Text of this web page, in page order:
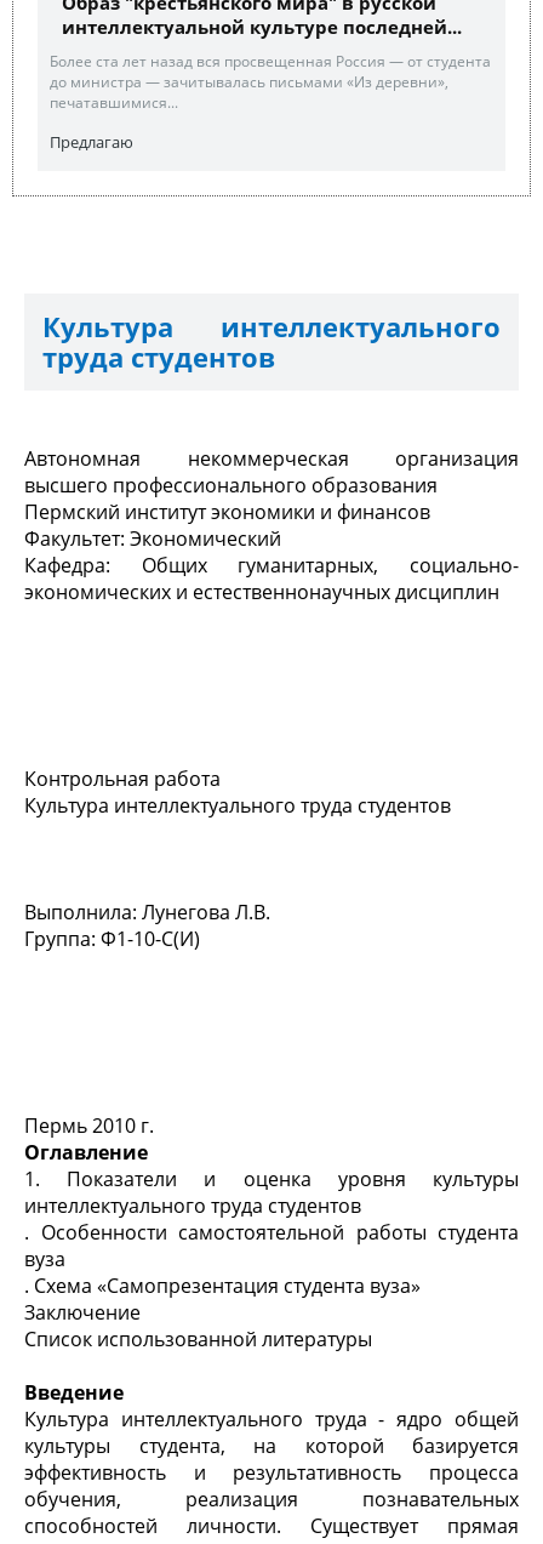
интеллектуальной культуре последней...
Более ста лет назад вся просвещенная Россия — от студента
до министра — зачитывалась письмами «Из деревни»,
печатавшимися...
Предлагаю
Культура интеллектуального
труда студентов
Автономная некоммерческая организация
высшего профессионального образования
Пермский институт экономики и финансов
Факультет: Экономический
Кафедра: Общих гуманитарных, социально-
экономических и естественнонаучных дисциплин
Контрольная работа
Культура интеллектуального труда студентов
Выполнила: Лунегова Л.В.
Группа: Ф1-10-С(И)
Пермь 2010 г.
Оглавление
1. Показатели и оценка уровня культуры
интеллектуального труда студентов
. Особенности самостоятельной работы студента
вуза
. Схема «Самопрезентация студента вуза»
Заключение
Список использованной литературы
Введение
Культура интеллектуального труда - ядро общей
культуры студента, на которой базируется
эффективность и результативность процесса
обучения, реализация познавательных
способностей личности. Существует прямая